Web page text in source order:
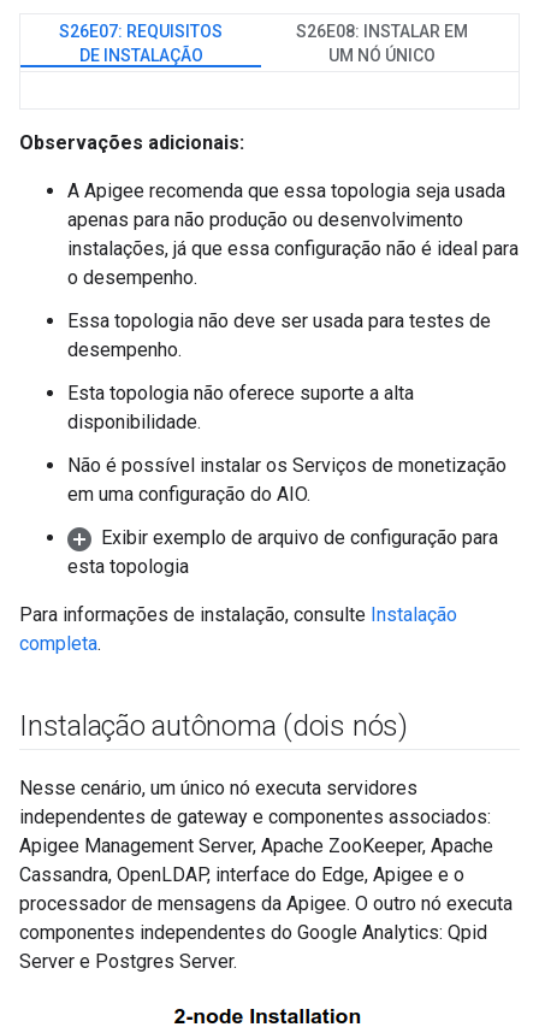
S26E07: REQUISITOS
DE INSTALAÇÃO
S26E08: INSTALAR EM
UM NÓ ÚNICO
Observações adicionais:
A Apigee recomenda que essa topologia seja usada
apenas para não produção ou desenvolvimento
instalações, já que essa configuração não é ideal para
o desempenho.
Essa topologia não deve ser usada para testes de
desempenho.
Esta topologia não oferece suporte a alta
disponibilidade.
Não é possível instalar os Serviços de monetização
em uma configuração do AIO.
Exibir exemplo de arquivo de configuração para
esta topologia
Para informações de instalação, consulte Instalação
completa.
Instalação autônoma (dois nós)
Nesse cenário, um único nó executa servidores
independentes de gateway e componentes associados:
Apigee Management Server, Apache ZooKeeper, Apache
Cassandra, OpenLDAP, interface do Edge, Apigee e o
processador de mensagens da Apigee. O outro nó executa
componentes independentes do Google Analytics: Qpid
Server e Postgres Server.